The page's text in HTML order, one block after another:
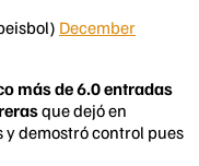
December
más de 6.0 entradas
que dejó en
y demostró control pues